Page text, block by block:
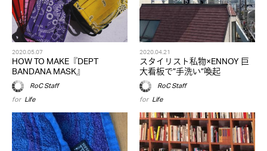
2020.05.07
HOW TO MAKE『DEPT
BANDANA MASK』
RoC Staff
for Life
2020.04.21
スタイリスト私物×ENNOY 巨
大看板で”手洗い”喚起
RoC Staff
for Life